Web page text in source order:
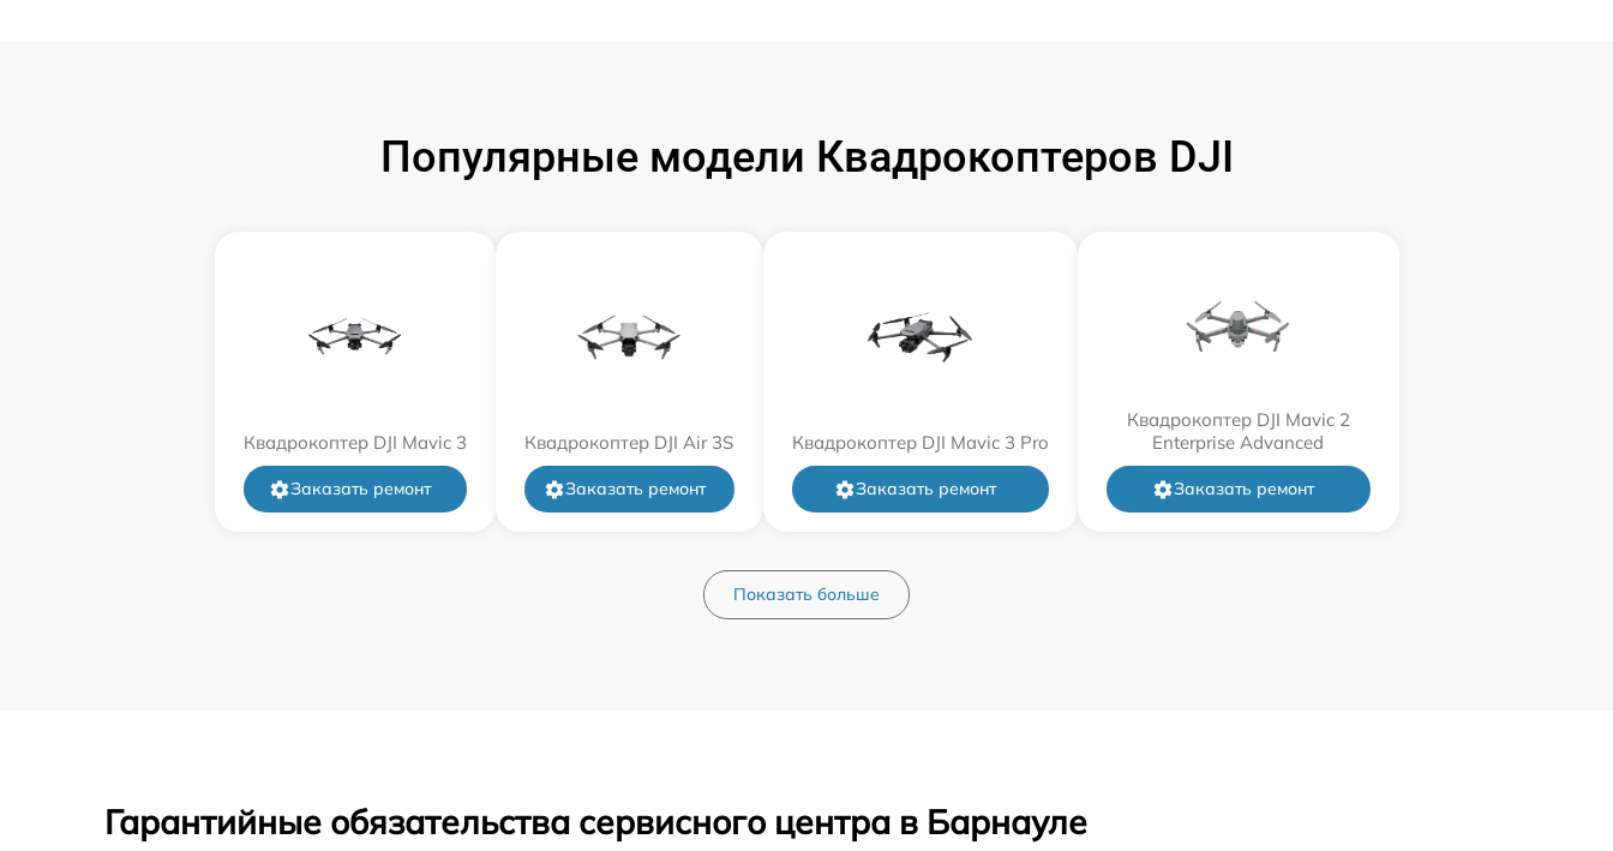
Популярные модели Квадрокоптеров DJI
Квадрокоптер DJI Mavic 3
Заказать ремонт
Квадрокоптер DJI Air 3S
Заказать ремонт
Квадрокоптер DJI Mavic 3 Pro
Заказать ремонт
Квадрокоптер DJI Mavic 2
Enterprise Advanced
Заказать ремонт
Показать больше
Гарантийные обязательства сервисного центра в Барнауле